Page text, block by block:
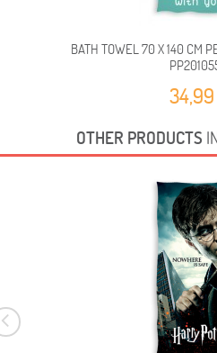
BATH TOWEL 70 X 140 CM
34,99
OTHER PRODUCTS